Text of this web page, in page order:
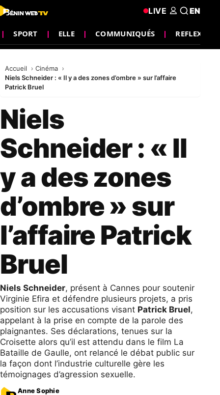
SPORT ELLE COMMUNIQUÉS REFLEXION
LIVE EN
Accueil
Cinéma
Niels Schneider : « Il y a des zones d’ombre » sur l’affaire
Patrick Bruel
Niels
Schneider : « Il
y a des zones
d’ombre » sur
l’affaire Patrick
Bruel
Niels Schneider, présent à Cannes pour soutenir
Virginie Efira et défendre plusieurs projets, a pris
position sur les accusations visant Patrick Bruel,
appelant à la prise en compte de la parole des
plaignantes. Ses déclarations, tenues sur la
Croisette alors qu’il est attendu dans le film La
Bataille de Gaulle, ont relancé le débat public sur
la façon dont l’industrie culturelle gère les
témoignages d’agression sexuelle.
Anne Sophie